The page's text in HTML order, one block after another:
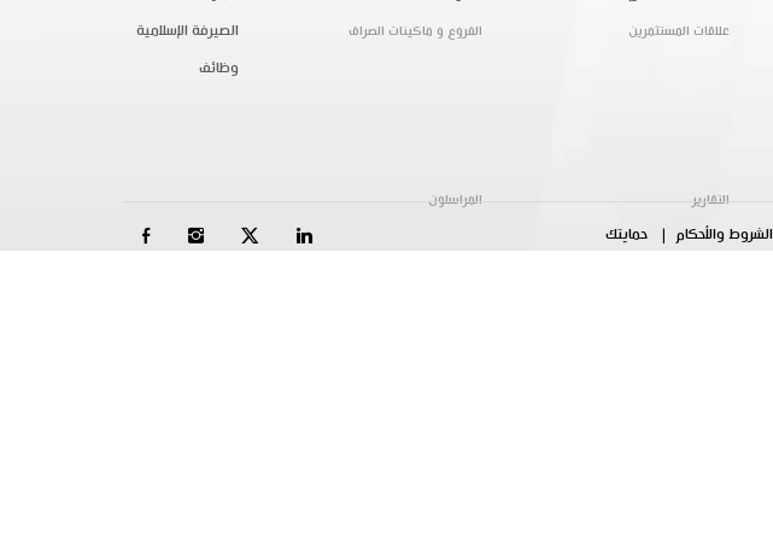
علاقات المستثمرين
التقارير
الفروع و ماكينات الصراف
المراسلون
الصيرفة الإسلامية
وظائف
الشروط والأحكام
حمايتك